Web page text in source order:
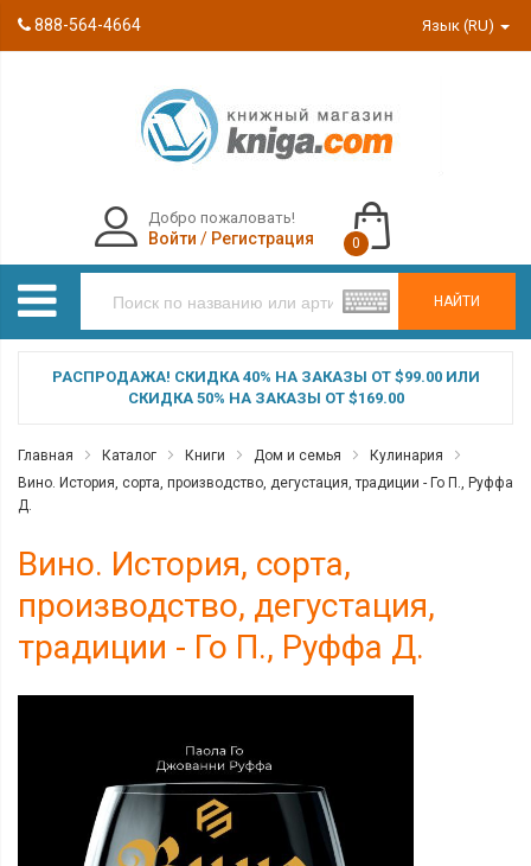
888-564-4664 Язык (RU)
НАЙТИ
Добро пожаловать!
Войти / Регистрация 0
РАСПРОДАЖА! СКИДКА 40% НА ЗАКАЗЫ ОТ $99.00 ИЛИ
СКИДКА 50% НА ЗАКАЗЫ ОТ $169.00
Главная Каталог Книги Дом и семья
Кулинария
Вино. История, сорта, производство, дегустация, традиции - Го П., Руффа
Д.
Вино. История, сорта,
производство, дегустация,
традиции - Го П., Руффа Д.